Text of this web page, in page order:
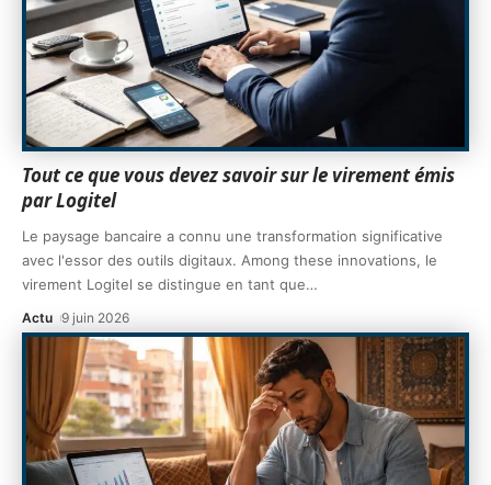
Tout ce que vous devez savoir sur le virement émis
par Logitel
Le paysage bancaire a connu une transformation significative
avec l'essor des outils digitaux. Among these innovations, le
virement Logitel se distingue en tant que…
Actu 9 juin 2026